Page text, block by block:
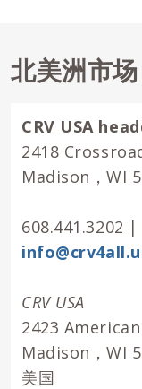
北美洲市场
CRV USA
2418
Madison，WI
608.441.3202 |
CRV USA
2423
Madison，WI
美国